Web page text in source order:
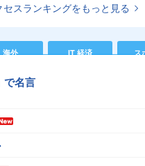
セスランキングをもっと見る
海外 IT 経済 ス
で名言